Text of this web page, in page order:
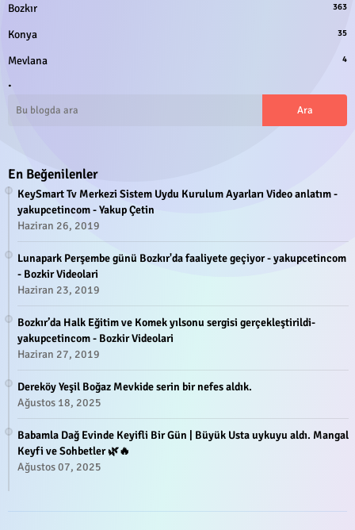
Bozkır 363
Konya 35
Mevlana 4
.
En Beğenilenler
KeySmart Tv Merkezi Sistem Uydu Kurulum Ayarları Video anlatım -
yakupcetincom - Yakup Çetin
Haziran 26, 2019
Lunapark Perşembe günü Bozkır'da faaliyete geçiyor - yakupcetincom
- Bozkir Videolari
Haziran 23, 2019
Bozkır’da Halk Eğitim ve Komek yılsonu sergisi gerçekleştirildi-
yakupcetincom - Bozkir Videolari
Haziran 27, 2019
Dereköy Yeşil Boğaz Mevkide serin bir nefes aldık.
Ağustos 18, 2025
Babamla Dağ Evinde Keyifli Bir Gün | Büyük Usta uykuyu aldı. Mangal
Keyfi ve Sohbetler 🌿🔥
Ağustos 07, 2025